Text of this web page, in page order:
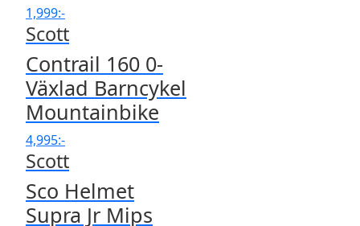
1,999:-
Scott
Contrail 160 0-
Växlad Barncykel
Mountainbike
4,995:-
Scott
Sco Helmet
Supra Jr Mips